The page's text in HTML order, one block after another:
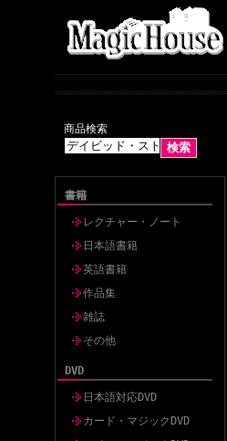
商品検索
書籍
レクチャー・ノート
日本語書籍
英語書籍
作品集
雑誌
その他
DVD
日本語対応DVD
カード・マジックDVD